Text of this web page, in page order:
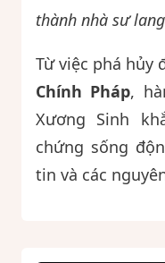
thành nhà sư
Từ việc phá hủy
Chính Pháp,
Xương Sinh
chứng sống
tin và các